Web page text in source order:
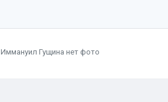
Иммануил Гущинa нет фото